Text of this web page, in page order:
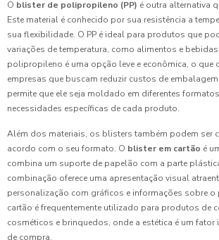
O blister de polipropileno (PP) é outra alternativa
Este material é conhecido por sua resistência a
sua flexibilidade. O PP é ideal para produtos que
variações de temperatura, como alimentos e
polipropileno é uma opção leve e econômica, o que
empresas que buscam reduzir custos de
permite que ele seja moldado em diferentes
necessidades específicas de cada produto.
Além dos materiais, os blisters também podem ser
acordo com o seu formato. O blister em cartão é
combina um suporte de papelão com a parte
combinação oferece uma apresentação visual
personalização com gráficos e informações sobre
cartão é frequentemente utilizado para produtos de
cosméticos e brinquedos, onde a estética é um fator
de compra.